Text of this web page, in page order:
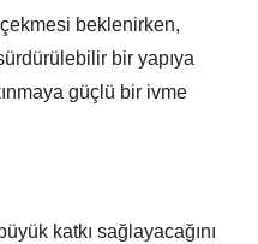
beklenirken,
bir yapıya
güçlü bir ivme
katkı sağlayacağını